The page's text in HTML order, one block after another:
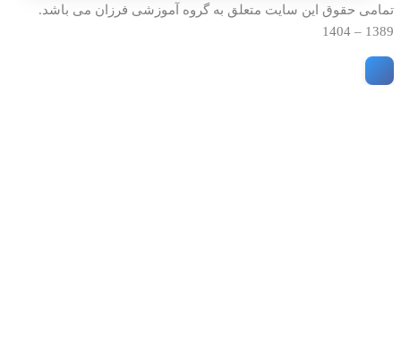
تمامی حقوق این سایت متعلق به گروه آموزشی فرزان می باشد.
1389 – 1404